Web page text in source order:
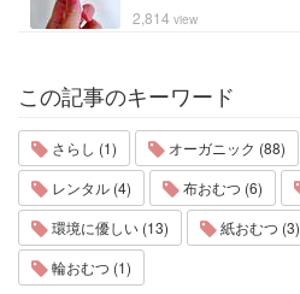
2,814 view
この記事のキーワード
さらし (1) オーガニック (88)
レンタル (4)
布おむつ (6)
環境に優しい (13)
紙おむつ (3)
輪おむつ (1)